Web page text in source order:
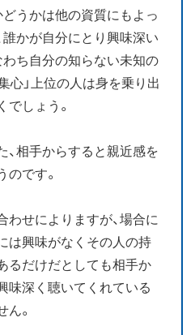
うかは他の資質にもよっ
かが自分にとり興味深い
ち自分の知らない未知の
心」上位の人は身を乗り出
しょう。
相手からすると親近感を
です。
わせによりますが、場合に
は興味がなくその人の持
るだけだとしても相手か
味深く聴いてくれている
。